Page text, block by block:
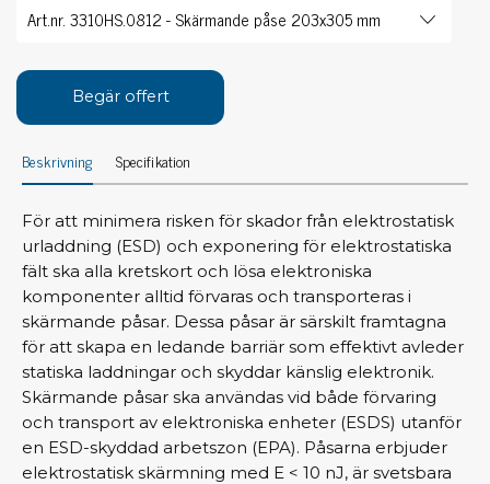
Begär offert
Beskrivning Specifikation
För att minimera risken för skador från elektrostatisk
urladdning (ESD) och exponering för elektrostatiska
fält ska alla kretskort och lösa elektroniska
komponenter alltid förvaras och transporteras i
skärmande påsar. Dessa påsar är särskilt framtagna
för att skapa en ledande barriär som effektivt avleder
statiska laddningar och skyddar känslig elektronik.
Skärmande påsar ska användas vid både förvaring
och transport av elektroniska enheter (ESDS) utanför
en ESD-skyddad arbetszon (EPA). Påsarna erbjuder
elektrostatisk skärmning med E < 10 nJ, är svetsbara